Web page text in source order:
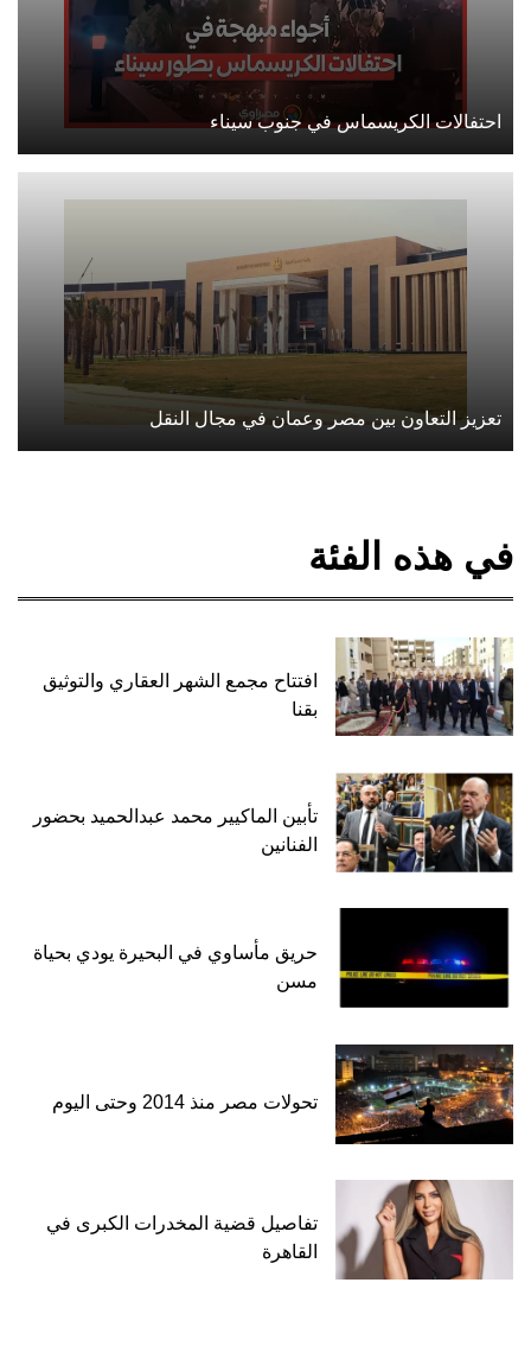
احتفالات الكريسماس في جنوب سيناء
تعزيز التعاون بين مصر وعمان في مجال النقل
في هذه الفئة
افتتاح مجمع الشهر العقاري والتوثيق
بقنا
تأبين الماكيير محمد عبدالحميد بحضور
الفنانين
حريق مأساوي في البحيرة يودي بحياة
مسن
تحولات مصر منذ 2014 وحتى اليوم
تفاصيل قضية المخدرات الكبرى في
القاهرة